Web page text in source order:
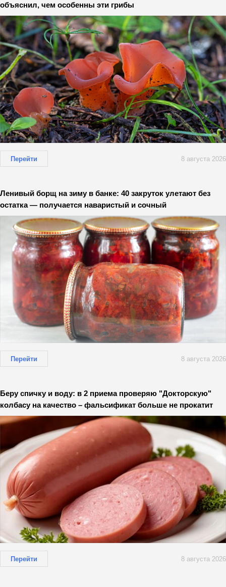
объяснил, чем особенны эти грибы
Перейти 8 августа 2026
Ленивый борщ на зиму в банке: 40 закруток улетают без
остатка — получается наваристый и сочный
Перейти 8 августа 2026
Беру спичку и воду: в 2 приема проверяю "Докторскую"
колбасу на качество – фальсификат больше не прокатит
Перейти 8 августа 2026